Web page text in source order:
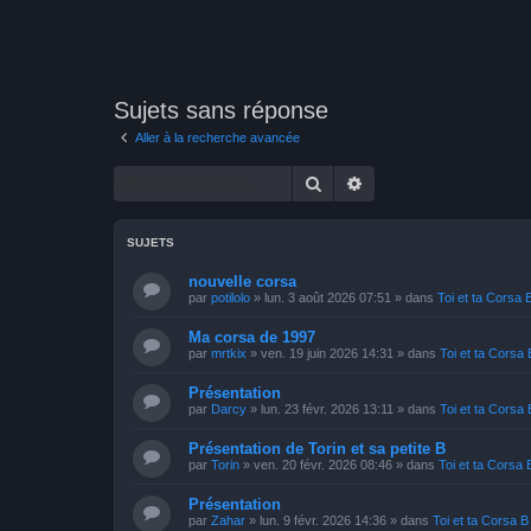
Sujets sans réponse
Aller à la recherche avancée
Rechercher
SUJETS
nouvelle corsa
par potilolo » lun. 3 août 2026 07:51 » dans Toi et ta Corsa
Ma corsa de 1997
par mrtkix » ven. 19 juin 2026 14:31 » dans Toi et ta Corsa
Présentation
par Darcy » lun. 23 févr. 2026 13:11 » dans Toi et ta Corsa
Présentation de Torin et sa petite B
par Torin » ven. 20 févr. 2026 08:46 » dans Toi et ta Corsa
Présentation
par Zahar » lun. 9 févr. 2026 14:36 » dans Toi et ta Corsa B